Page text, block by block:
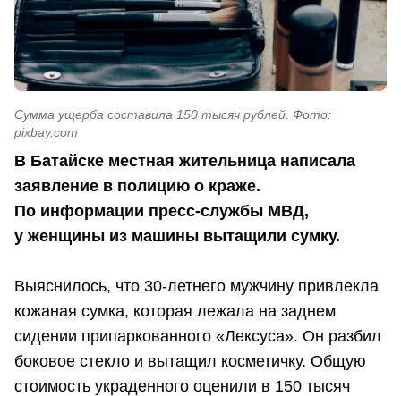
Сумма ущерба составила 150 тысяч рублей. Фото:
pixbay.com
В Батайске местная жительница написала
заявление в полицию о краже.
По информации пресс-службы МВД,
у женщины из машины вытащили сумку.
Выяснилось, что 30-летнего мужчину привлекла
кожаная сумка, которая лежала на заднем
сидении припаркованного «Лексуса». Он разбил
боковое стекло и вытащил косметичку. Общую
стоимость украденного оценили в 150 тысяч